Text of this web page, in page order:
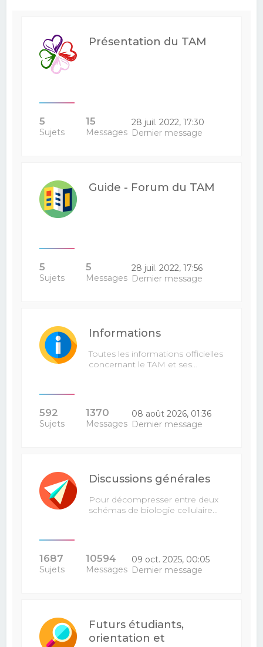
Présentation du TAM
5
Sujets
15
Messages
28 juil. 2022, 17:30
Dernier message
Guide - Forum du TAM
5
Sujets
5
Messages
28 juil. 2022, 17:56
Dernier message
Informations
Toutes les informations officielles
concernant le TAM et ses…
592
Sujets
1370
Messages
08 août 2026, 01:36
Dernier message
Discussions générales
Pour décompresser entre deux
schémas de biologie cellulaire...
1687
Sujets
10594
Messages
09 oct. 2025, 00:05
Dernier message
Futurs étudiants,
orientation et